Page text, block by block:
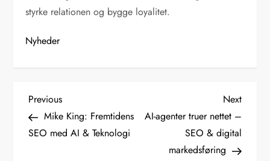
styrke relationen og bygge loyalitet.
Nyheder
I
n
d
Previous
Post
Previous
Mike King: Fremtidens
SEO med AI & Teknologi
Next
Post
Next
AI-agenter truer nettet –
SEO & digital
markedsføring